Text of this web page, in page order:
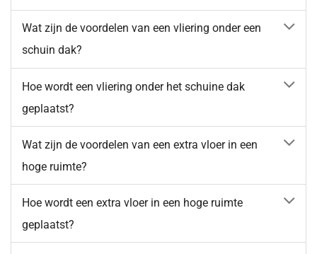
Wat zijn de voordelen van een vliering onder een
schuin dak?
Hoe wordt een vliering onder het schuine dak
geplaatst?
Wat zijn de voordelen van een extra vloer in een
hoge ruimte?
Hoe wordt een extra vloer in een hoge ruimte
geplaatst?